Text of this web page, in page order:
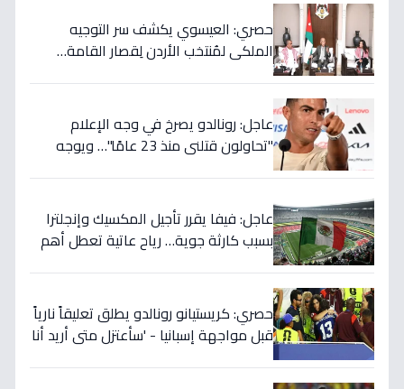
حصري: العيسوي يكشف سر التوجيه
الملكي لمُنتخب الأردن لِقصار القامة…
عاجل: رونالدو يصرخ في وجه الإعلام
"تحاولون قتلني منذ 23 عامًا"… ويوجه
عاجل: فيفا يقرر تأجيل المكسيك وإنجلترا
بسبب كارثة جوية… رياح عاتية تعطل أهم
حصري: كريستيانو رونالدو يطلق تعليقاً نارياً
قبل مواجهة إسبانيا - 'سأعتزل متى أريد أنا